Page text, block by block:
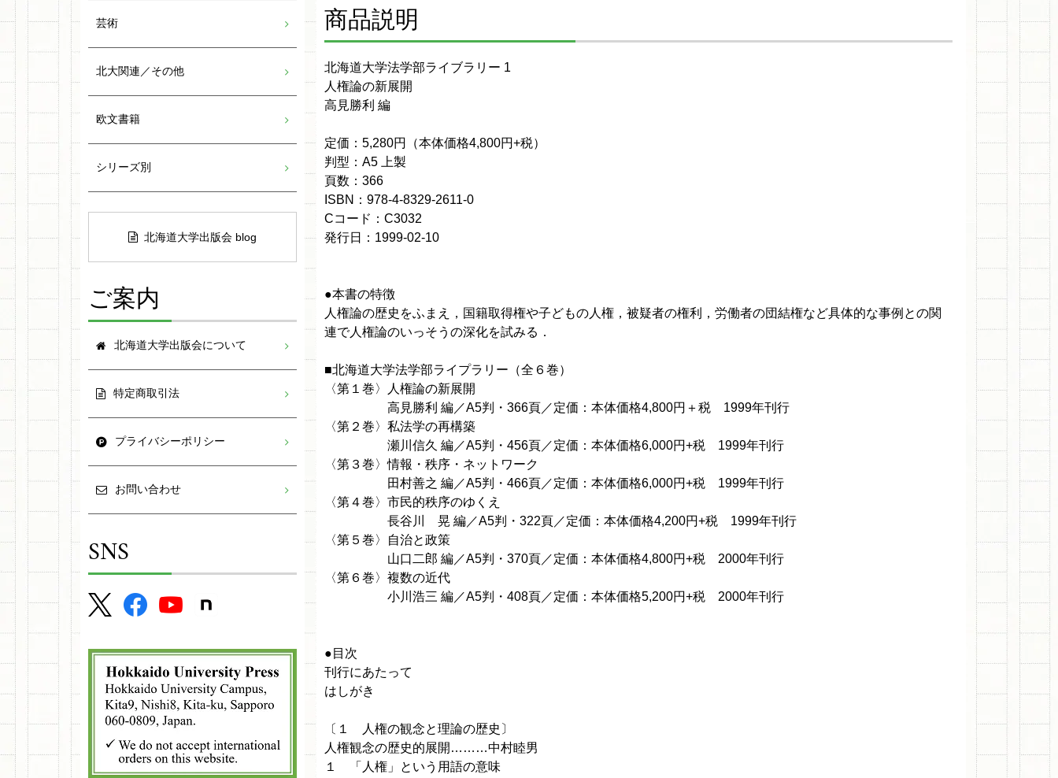
商品説明
北海道大学法学部ライブラリー 1
人権論の新展開
高見勝利 編
定価：5,280円（本体価格4,800円+税）
判型：A5 上製
頁数：366
ISBN：978-4-8329-2611-0
Cコード：C3032
発行日：1999-02-10
●本書の特徴
人権論の歴史をふまえ，国籍取得権や子どもの人権，被疑者の権利，労働者の団結権など具体的な事例との関
連で人権論のいっそうの深化を試みる．
■北海道大学法学部ライプラリー（全６巻）
〈第１巻〉人権論の新展開
高見勝利 編／A5判・366頁／定価：本体価格4,800円＋税 1999年刊行
〈第２巻〉私法学の再構築
瀬川信久 編／A5判・456頁／定価：本体価格6,000円+税 1999年刊行
〈第３巻〉情報・秩序・ネットワーク
田村善之 編／A5判・466頁／定価：本体価格6,000円+税 1999年刊行
〈第４巻〉市民的秩序のゆくえ
長谷川 晃 編／A5判・322頁／定価：本体価格4,200円+税 1999年刊行
〈第５巻〉自治と政策
山口二郎 編／A5判・370頁／定価：本体価格4,800円+税 2000年刊行
〈第６巻〉複数の近代
小川浩三 編／A5判・408頁／定価：本体価格5,200円+税 2000年刊行
●目次
刊行にあたって
はしがき
〔１ 人権の観念と理論の歴史〕
人権観念の歴史的展開………中村睦男
１ 「人権」という用語の意味
芸術
北大関連／その他
欧文書籍
シリーズ別
北海道大学出版会 blog
ご案内
北海道大学出版会について
特定商取引法
プライバシーポリシー
お問い合わせ
SNS